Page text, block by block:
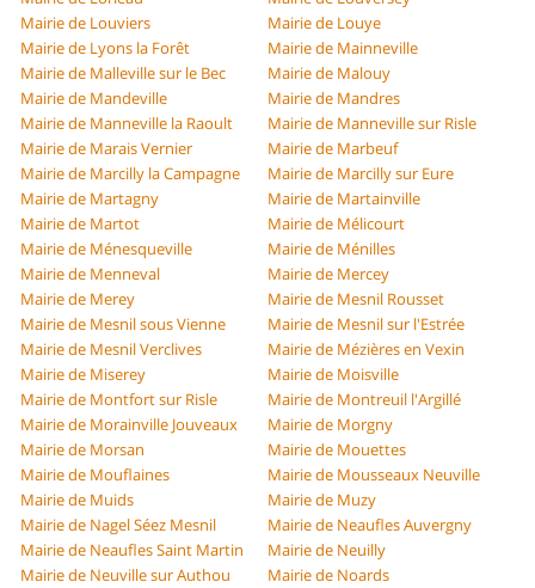
Mairie de Louviers
Mairie de Louye
Mairie de Lyons la Forêt
Mairie de Mainneville
Mairie de Malleville sur le Bec
Mairie de Malouy
Mairie de Mandeville
Mairie de Mandres
Mairie de Manneville la Raoult
Mairie de Manneville sur Risle
Mairie de Marais Vernier
Mairie de Marbeuf
Mairie de Marcilly la Campagne
Mairie de Marcilly sur Eure
Mairie de Martagny
Mairie de Martainville
Mairie de Martot
Mairie de Mélicourt
Mairie de Ménesqueville
Mairie de Ménilles
Mairie de Menneval
Mairie de Mercey
Mairie de Merey
Mairie de Mesnil Rousset
Mairie de Mesnil sous Vienne
Mairie de Mesnil sur l'Estrée
Mairie de Mesnil Verclives
Mairie de Mézières en Vexin
Mairie de Miserey
Mairie de Moisville
Mairie de Montfort sur Risle
Mairie de Montreuil l'Argillé
Mairie de Morainville Jouveaux
Mairie de Morgny
Mairie de Morsan
Mairie de Mouettes
Mairie de Mouflaines
Mairie de Mousseaux Neuville
Mairie de Muids
Mairie de Muzy
Mairie de Nagel Séez Mesnil
Mairie de Neaufles Auvergny
Mairie de Neaufles Saint Martin
Mairie de Neuilly
Mairie de Neuville sur Authou
Mairie de Noards